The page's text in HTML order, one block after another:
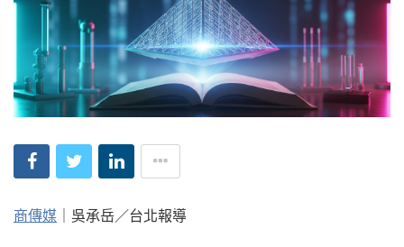
商傳媒 ｜吳承岳／台北報導